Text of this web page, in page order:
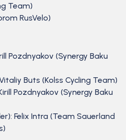
Team)
RusVelo)
Pozdnyakov (Synergy Baku
Buts (Kolss Cycling Team)
Pozdnyakov (Synergy Baku
Felix Intra (Team Sauerland